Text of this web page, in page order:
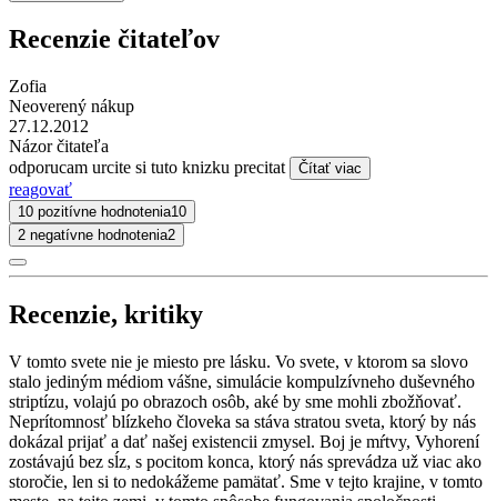
Recenzie čitateľov
Zofia
Neoverený nákup
27.12.2012
Názor čitateľa
odporucam urcite si tuto knizku precitat
Čítať viac
reagovať
10 pozitívne hodnotenia10
2 negatívne hodnotenia2
Recenzie, kritiky
V tomto svete nie je miesto pre lásku. Vo svete, v ktorom sa slovo
stalo jediným médiom vášne, simulácie kompulzívneho duševného
striptízu, volajú po obrazoch osôb, aké by sme mohli zbožňovať.
Neprítomnosť blízkeho človeka sa stáva stratou sveta, ktorý by nás
dokázal prijať a dať našej existencii zmysel. Boj je mŕtvy, Vyhorení
zostávajú bez sĺz, s pocitom konca, ktorý nás sprevádza už viac ako
storočie, len si to nedokážeme pamätať. Sme v tejto krajine, v tomto